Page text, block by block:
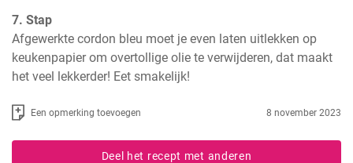
7. Stap
Afgewerkte cordon bleu moet je even laten uitlekken op
keukenpapier om overtollige olie te verwijderen, dat maakt
het veel lekkerder! Eet smakelijk!
Een opmerking toevoegen 8 november 2023
Deel het recept met anderen